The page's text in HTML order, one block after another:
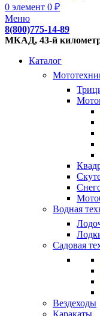
0 элемент 0 ₽
Меню
8(800)775-14-89
МКАД, 43-й
Каталог
Водная
Садовая
Вездеходы
Каракаты